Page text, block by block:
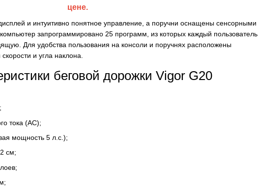
цене.
и интуитивно понятное управление, а поручни оснащены сенсорными
запрограммировано 25 программ, из которых каждый пользователь
Для удобства пользования на консоли и поручнях расположены
и угла наклона.
беговой дорожки Vigor G20
тока (АС);
мощность 5 л.с.);
см;